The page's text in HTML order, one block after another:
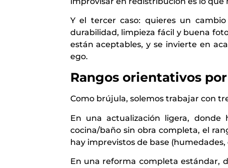
Y el tercer caso: quieres un
durabilidad, limpieza fácil y buena
están aceptables, y se invierte en
ego.
Rangos orientativos
Como brújula, solemos trabajar con
En una actualización ligera,
cocina/baño sin obra completa, el
hay imprevistos de base (humedades,
En una reforma completa estándar,